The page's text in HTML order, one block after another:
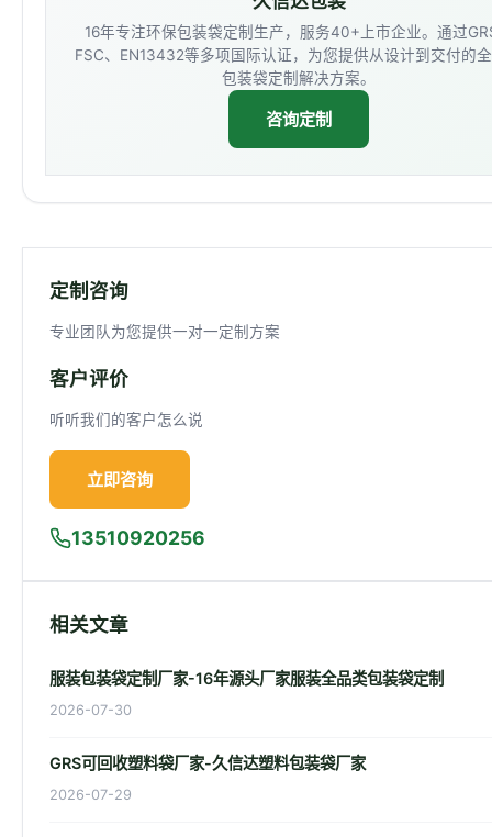
16年专注环保包装袋定制生产，服务40+上市企业。通过
FSC、EN13432等多项国际认证，为您提供从设计到交付的
包装袋定制解决方案。
咨询定制
定制咨询
专业团队为您提供一对一定制方案
客户评价
听听我们的客户怎么说
立即咨询
13510920256
相关文章
服装包装袋定制厂家-16年源头厂家服装全品类包装袋定制
2026-07-30
GRS可回收塑料袋厂家-久信达塑料包装袋厂家
2026-07-29